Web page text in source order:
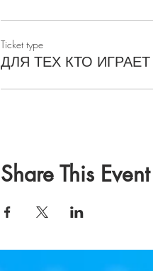
Ticket type
ДЛЯ ТЕХ КТО
Share This Event